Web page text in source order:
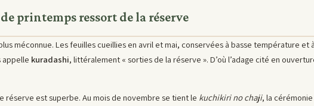
printemps ressort de la réserve
méconnue. Les feuilles cueillies en avril et mai, conservées à basse température
appelle kuradashi, littéralement « sorties de la réserve ». D’où l’adage cité en
est superbe. Au mois de novembre se tient le kuchikiri no chaji, la